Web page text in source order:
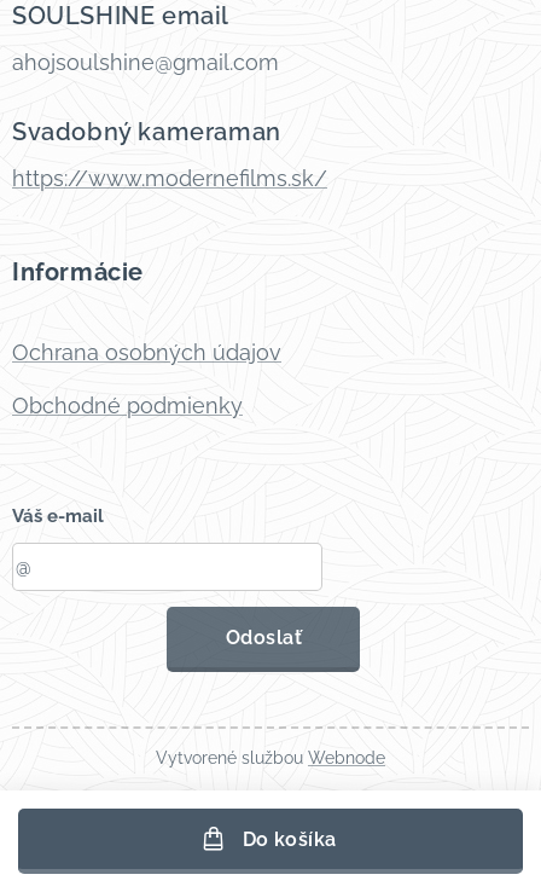
Do košíka
SOULSHINE email
ahojsoulshine@gmail.com
Svadobný kameraman
https://www.modernefilms.sk/
Informácie
Ochrana osobných údajov
Obchodné podmienky
Váš e-mail
Odoslať
Vytvorené službou Webnode